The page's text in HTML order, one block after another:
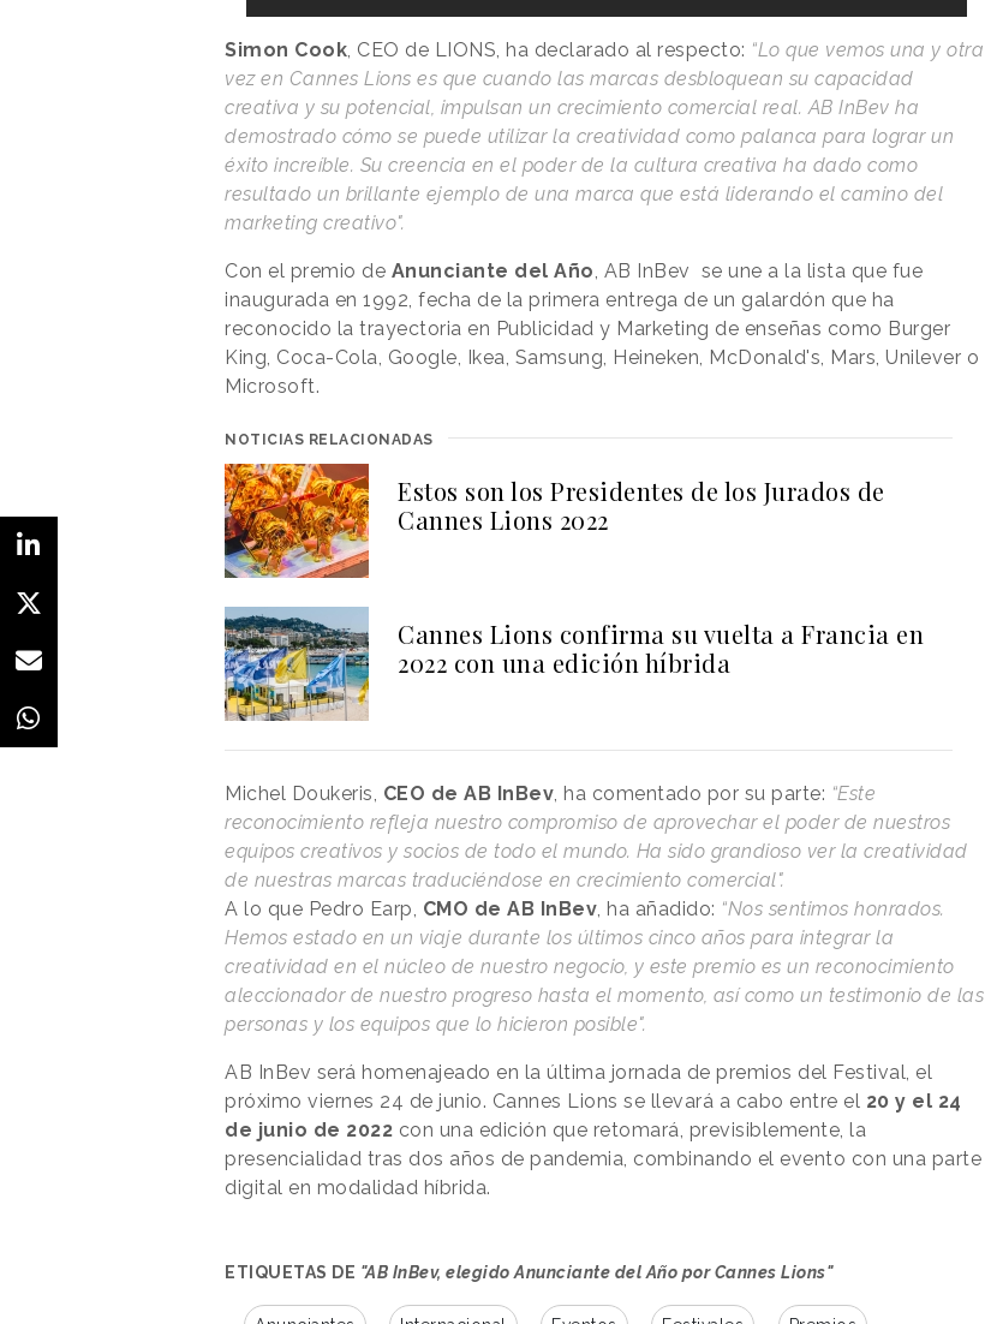
Simon Cook , CEO de LIONS, ha declarado al respecto: “Lo que vemos una y otra
vez en Cannes Lions es que cuando las marcas desbloquean su capacidad
creativa y su potencial, impulsan un crecimiento comercial real. AB InBev ha
demostrado cómo se puede utilizar la creatividad como palanca para lograr un
éxito increíble. Su creencia en el poder de la cultura creativa ha dado como
resultado un brillante ejemplo de una marca que está liderando el camino del
marketing creativo".
Con el premio de Anunciante del Año , AB InBev se une a la lista que fue
inaugurada en 1992, fecha de la primera entrega de un galardón que ha
reconocido la trayectoria en Publicidad y Marketing de enseñas como Burger
King, Coca-Cola, Google, Ikea, Samsung, Heineken, McDonald's, Mars, Unilever o
Microsoft.
NOTICIAS RELACIONADAS
Estos son los Presidentes de los Jurados de
Cannes Lions 2022
Cannes Lions confirma su vuelta a Francia en
2022 con una edición híbrida
Michel Doukeris, CEO de AB InBev , ha comentado por su parte: “Este
reconocimiento refleja nuestro compromiso de aprovechar el poder de nuestros
equipos creativos y socios de todo el mundo. Ha sido grandioso ver la creatividad
de nuestras marcas traduciéndose en crecimiento comercial".
A lo que Pedro Earp, CMO de AB InBev , ha añadido: “Nos sentimos honrados.
Hemos estado en un viaje durante los últimos cinco años para integrar la
creatividad en el núcleo de nuestro negocio, y este premio es un reconocimiento
aleccionador de nuestro progreso hasta el momento, así como un testimonio de las
personas y los equipos que lo hicieron posible".
AB InBev será homenajeado en la última jornada de premios del Festival, el
próximo viernes 24 de junio. Cannes Lions se llevará a cabo entre el 20 y el 24
de junio de 2022 con una edición que retomará, previsiblemente, la
presencialidad tras dos años de pandemia, combinando el evento con una parte
digital en modalidad híbrida.
ETIQUETAS DE "AB InBev, elegido Anunciante del Año por Cannes Lions"